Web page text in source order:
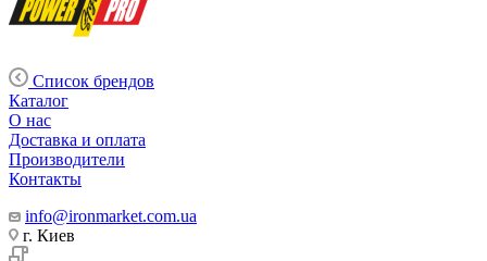
Список брендов
Каталог
О нас
Доставка и оплата
Производители
Контакты
info@ironmarket.com.ua
г. Киев